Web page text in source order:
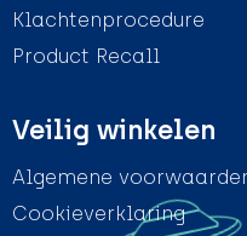
Klachtenprocedure
Product Recall
Veilig winkelen
Algemene
Cookieverklaring